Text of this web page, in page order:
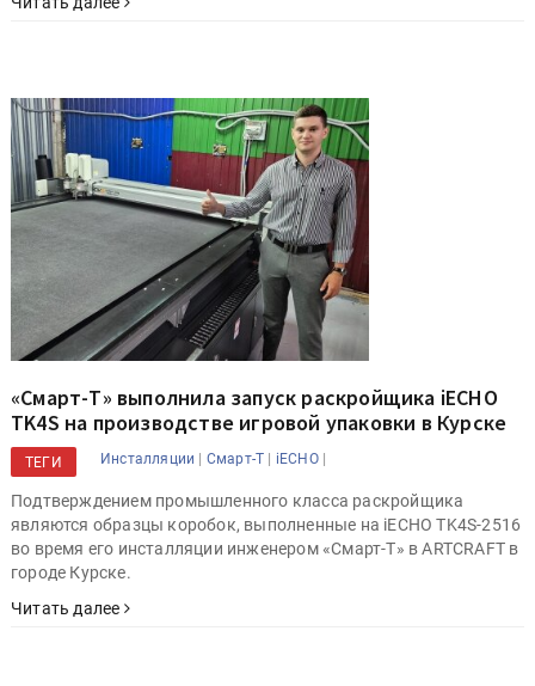
«Смарт-Т» выполнила запуск раскройщика iECHO
TK4S на производстве игровой упаковки в Курске
ТЕГИ Инсталляции | Смарт-Т | iECHO|
Подтверждением промышленного класса раскройщика
являются образцы коробок, выполненные на iECHO TK4S-2516
во время его инсталляции инженером «Смарт-Т» в ARTCRAFT в
городе Курске.
Читать далее